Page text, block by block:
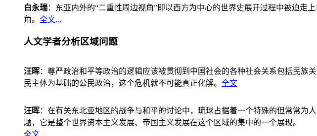
白永瑞：东亚内外的“二重性周边视角”即以西方为中心的世界史展开过程中被迫
角。 全文...
人文学者分析区域问题
汪晖：尊严政治和平等政治的逻辑应该被贯彻到中国社会的各种社会关系包括民族
民主体为基础的公民政治，这个危机就不可能真正化解。 全文
汪晖：在有关东北亚地区的战争与和平的讨论中，琉球占据着一个特殊的但常常为
题，它是整个世界资本主义发展、帝国主义发展在这个区域的集中的一个展现。
全文...